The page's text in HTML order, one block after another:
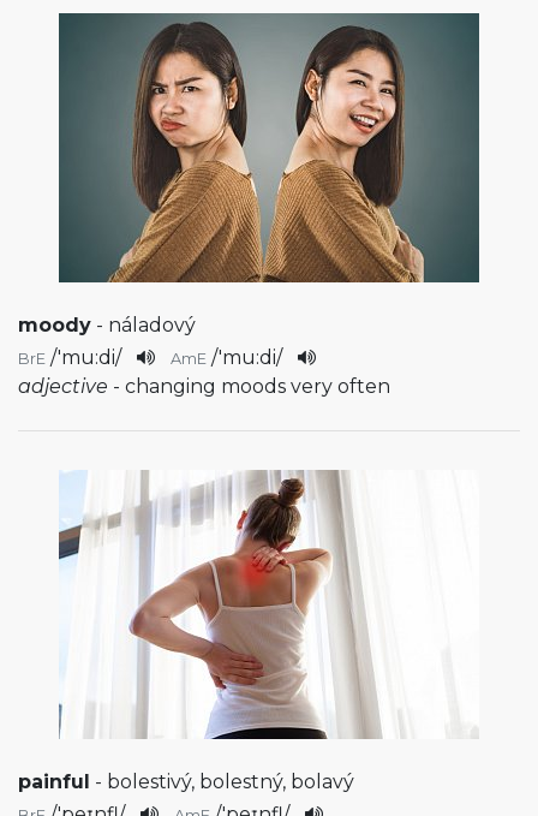
moody - náladový
BrE /'mu:di/ AmE /'mu:di/
adjective - changing moods very often
painful - bolestivý, bolestný, bolavý